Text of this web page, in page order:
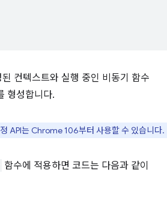
컨텍스트와 실행 중인 비동기 함수
형성합니다.
API는 Chrome 106부터 사용할 수 있습니다.
함수에 적용하면 코드는 다음과 같이